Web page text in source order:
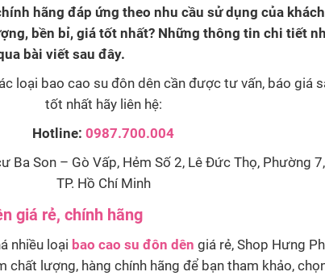
hãng đáp ứng theo nhu cầu sử dụng của
bền bỉ, giá tốt nhất? Những thông tin chi tiết
bài viết sau đây.
loại bao cao su đôn dên cần được tư vấn, báo giá
tốt nhất hãy liên hệ:
Hotline: 0987.700.004
Ba Son – Gò Vấp, Hẻm Số 2, Lê Đức Thọ, Phường
TP. Hồ Chí Minh
giá rẻ, chính hãng
nhiều loại bao cao su đôn dên giá rẻ, Shop Hưng
chất lượng, hàng chính hãng để bạn tham khảo,